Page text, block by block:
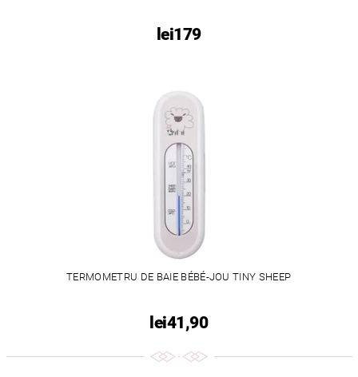
lei179
TERMOMETRU DE BAIE BÉBÉ-JOU TINY SHEEP
lei41,90